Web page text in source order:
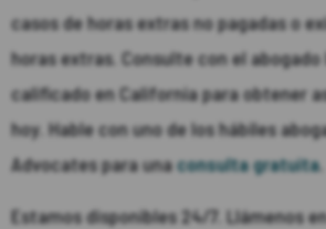
casos de horas extras no pagadas o
horas extras. Consulte con el
calificado en California para obtener
hoy. Hable con uno de los hábiles
Advocates para unaconsulta gratuita.
Estamos disponibles 24/7. Llámenos